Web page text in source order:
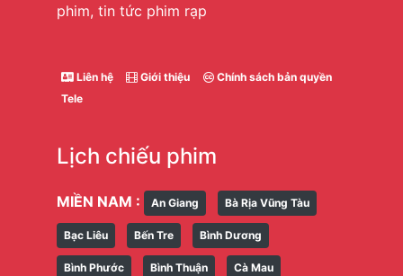
phim, tin tức phim rạp
Liên hệ Giới thiệu
Chính sách bản quyền
Tele
Lịch chiếu phim
MIỀN NAM : An Giang Bà Rịa Vũng Tàu
Bạc Liêu Bến Tre Bình Dương
Bình Phước Bình Thuận Cà Mau